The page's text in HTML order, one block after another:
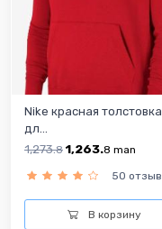
Nike красная толстовка
дл...
1,273.8 1,263.8 man
50
В корзину